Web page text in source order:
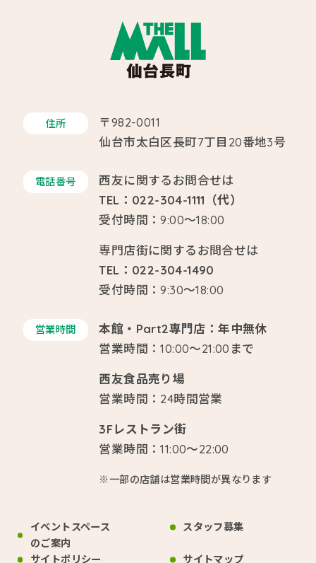
住所
〒982-0011
仙台市太白区長町7丁目20番地3号
電話番号
西友に関するお問合せは
TEL：022-304-1111（代）
受付時間：9:00～18:00
専門店街に関するお問合せは
TEL：022-304-1490
受付時間：9:30～18:00
営業時間
本館・Part2専門店：年中無休
営業時間：10:00～21:00まで
西友食品売り場
営業時間：24時間営業
3Fレストラン街
営業時間：11:00～22:00
※一部の店舗は営業時間が異なります
イベントスペース
のご案内
スタッフ募集
サイトポリシー サイトマップ